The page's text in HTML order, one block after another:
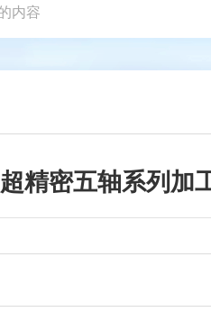
超精密五轴系列加